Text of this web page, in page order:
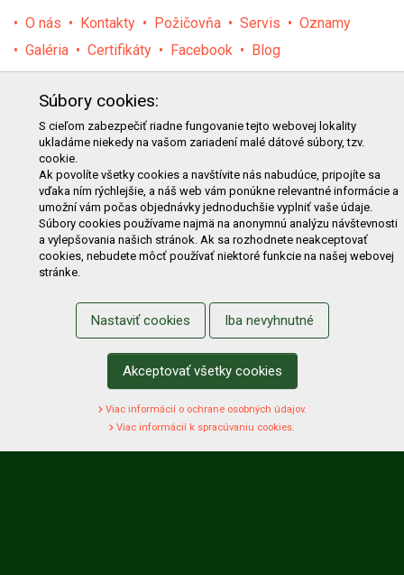
O nás Kontakty Požičovňa Servis
Oznamy
Galéria
Certifikáty Facebook Blog
E-shop Akcie Darčekové poukážky
Katalógy
Zľavy
Novinky Predávané značky
Bazár
Výzvy pre obce a firmy
NAKUPOVANIE
Obchodné podmienky
Cenník prepravy
Reklamačný poriadok
Odstúpenie od kúpy
Protokol na odstúpenie od kúpy
Alternatívne riešenie sporu
Ochrana osobných údajov
Používanie cookies
Nákup na splátky
Registrácia Košík
Zmena údajov
Zmena hesla
Prihlasiť sa na odber noviniek
Súbory cookies:
S cieľom zabezpečiť riadne fungovanie tejto webovej lokality
ukladáme niekedy na vašom zariadení malé dátové súbory, tzv.
cookie.
Ak povolíte všetky cookies a navštívite nás nabudúce, pripojíte sa
vďaka ním rýchlejšie, a náš web vám ponúkne relevantné informácie a
umožní vám počas objednávky jednoduchšie vyplniť vaše údaje.
Súbory cookies používame najmä na anonymnú analýzu návštevnosti
a vylepšovania našich stránok. Ak sa rozhodnete neakceptovať
cookies, nebudete môcť používať niektoré funkcie na našej webovej
stránke.
Nastaviť cookies Iba nevyhnutné
Akceptovať všetky cookies
Viac informácií o ochrane osobných údajov.
Viac informácií k spracúvaniu cookies.